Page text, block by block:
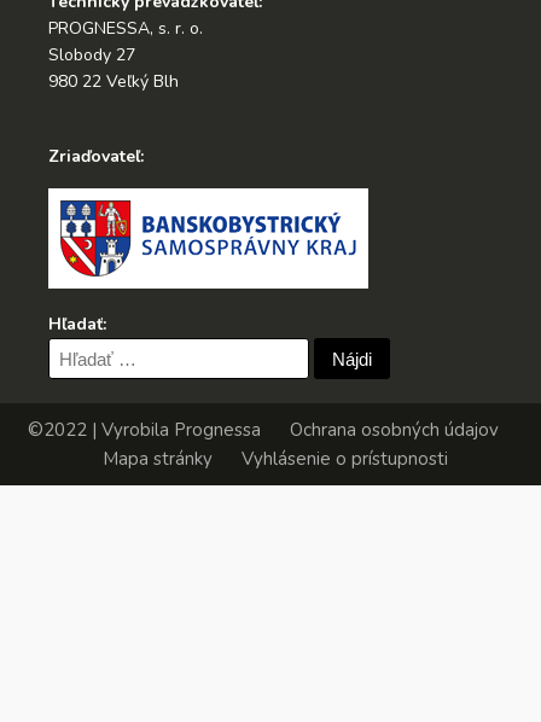
PROGNESSA, s. r. o.
Slobody 27
980 22 Veľký Blh
Zriaďovateľ:
Hľadať:
Hľadať:
©2022 | Vyrobila Prognessa
Ochrana osobných údajov
Mapa stránky
Vyhlásenie o prístupnosti